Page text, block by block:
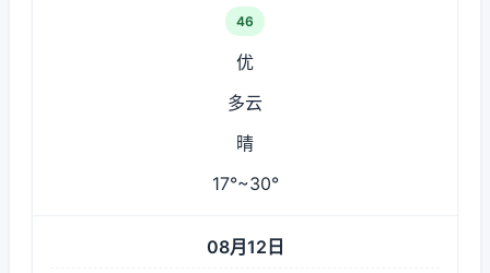
46
优
多云
晴
17°~30°
08月12日